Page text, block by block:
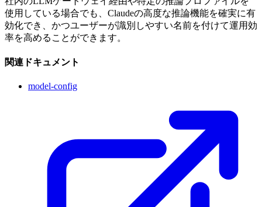
使用している場合でも、Claudeの高度な推論機能を確実に有
効化でき、かつユーザーが識別しやすい名前を付けて運用効
率を高めることができます。
関連ドキュメント
model-config